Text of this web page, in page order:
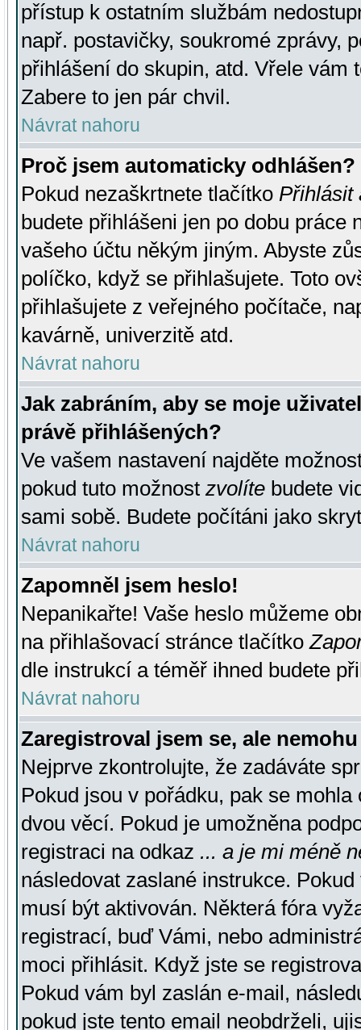
přístup k ostatním službám
např. postavičky, soukromé zprávy,
přihlášení do skupin, atd. Vřele vám
Zabere to jen pár chvil.
Návrat nahoru
Proč jsem automaticky odhlášen?
Pokud nezaškrtnete tlačítko Přihlásit
budete přihlášeni jen po dobu práce
vašeho účtu někým jiným. Abyste
políčko, když se přihlašujete. Toto
přihlašujete z veřejného počítače,
kavárně, univerzitě atd.
Návrat nahoru
Jak zabráním, aby se moje
právě přihlášených?
Ve vašem nastavení najděte
pokud tuto možnost zvolíte budete
sami sobě. Budete počítáni jako
Návrat nahoru
Zapomněl jsem heslo!
Nepanikařte! Vaše heslo můžeme
na přihlašovací stránce tlačítko
dle instrukcí a téměř ihned budete
Návrat nahoru
Zaregistroval jsem se, ale
Nejprve zkontrolujte, že zadáváte
Pokud jsou v pořádku, pak se
dvou věcí. Pokud je umožněna
registraci na odkaz ... a je mi méně
následovat zaslané instrukce.
musí být aktivován. Některá fóra
registrací, buď Vámi, nebo
moci přihlásit. Když jste se
Pokud vám byl zaslán e-mail,
pokud jste tento email neobdrželi,